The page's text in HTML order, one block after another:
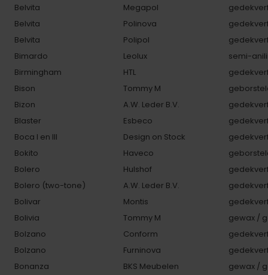
Belvita
Megapol
Belvita
Polinova
Belvita
Polipol
Bimardo
Leolux
semi-
Birmingham
HTL
Bison
Tommy M
Bizon
A.W. Leder B.V.
Blaster
Esbeco
Boca I en III
Design on Stock
Bokito
Haveco
Bolero
Hulshof
Bolero (two-tone)
A.W. Leder B.V.
Bolivar
Montis
Bolivia
Tommy M
gewax /
Bolzano
Conform
Bolzano
Furninova
Bonanza
BKS Meubelen
gewax /